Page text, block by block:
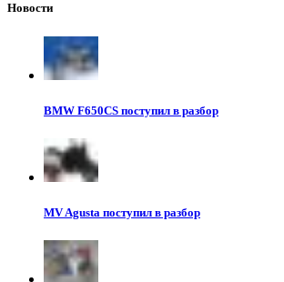
Новости
BMW F650CS поступил в разбор
MV Agusta поступил в разбор